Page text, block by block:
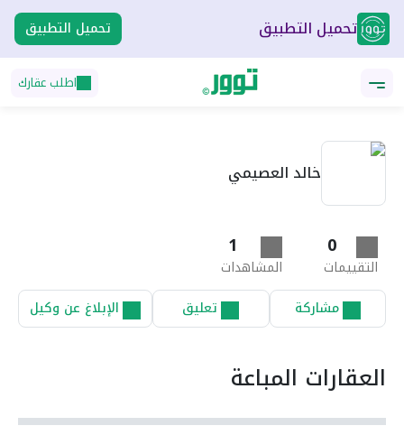
تحميل التطبيق تحميل التطبيق
اطلب عقارك
خالد العصيمي
0
التقييمات
1
المشاهدات
مشاركة
تعليق الإبلاغ عن وكيل
العقارات المباعة